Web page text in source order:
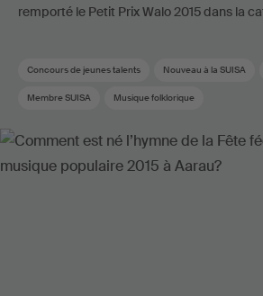
remporté le Petit Prix Walo 2015 dans la
Concours de jeunes talents Nouveau à la SUISA
Membre SUISA Musique folklorique